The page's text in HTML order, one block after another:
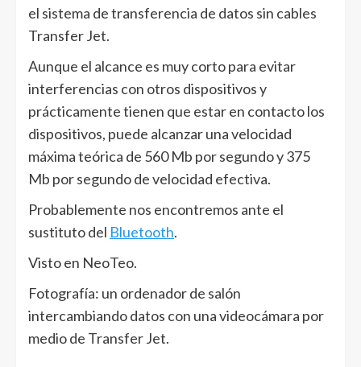
el sistema de transferencia de datos sin cables
Transfer Jet.
Aunque el alcance es muy corto para evitar
interferencias con otros dispositivos y
prácticamente tienen que estar en contacto los
dispositivos, puede alcanzar una velocidad
máxima teórica de 560 Mb por segundo y 375
Mb por segundo de velocidad efectiva.
Probablemente nos encontremos ante el
sustituto del Bluetooth.
Visto en NeoTeo.
Fotografía: un ordenador de salón
intercambiando datos con una videocámara por
medio de Transfer Jet.